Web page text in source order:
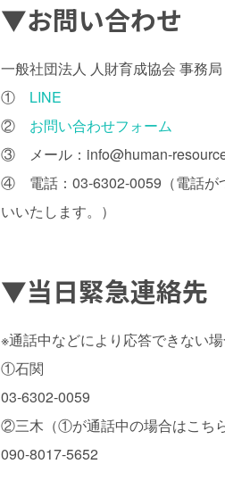
▼お問い合わせ
一般社団法人 人財育成協会 事務局
① LINE
② お問い合わせフォーム
③ メール：info@human-
④ 電話：03-6302-0059（電話が
いいたします。）
▼当日緊急連絡先
※通話中などにより応答できない
①石関
03-6302-0059
②三木（①が通話中の場合はこちら
090-8017-5652